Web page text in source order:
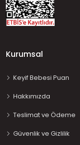
Kurumsal
Keyif Bebesi Puan
Hakkımızda
Teslimat ve Ödeme
Güvenlik ve Gizlilik